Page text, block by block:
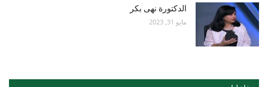
الدكتورة نهى بكر
مايو 31, 2023